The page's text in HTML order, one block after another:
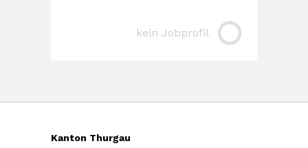
kein Jobprofil
Kanton Thurgau